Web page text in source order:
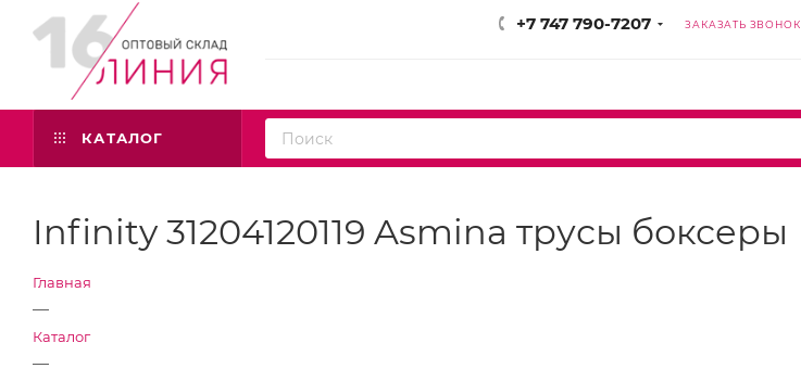
+7 747 790-7207 ЗАКАЗАТЬ ЗВОНОК
КАТАЛОГ
Infinity 31204120119 Asmina трусы боксеры
Главная
—
Каталог
—